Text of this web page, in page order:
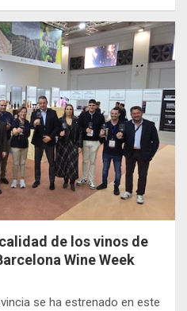
de los vinos de
Wine Week
se ha estrenado en este